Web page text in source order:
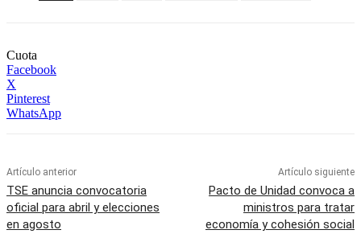
Cuota
Facebook
X
Pinterest
WhatsApp
Artículo anterior
TSE anuncia convocatoria
oficial para abril y elecciones
en agosto
Artículo siguiente
Pacto de Unidad convoca a
ministros para tratar
economía y cohesión social